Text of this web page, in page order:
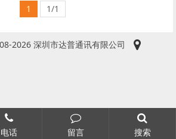
1 1/1
2026 深圳市达普通讯有限公司
电话 留言 搜索